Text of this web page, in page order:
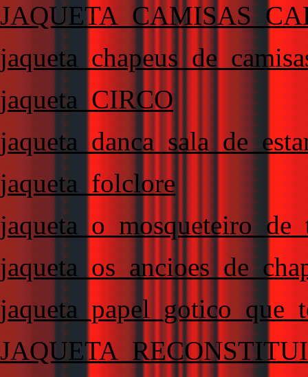
jaqueta_CIRCO
jaqueta_folclore